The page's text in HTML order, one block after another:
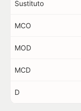
Sustituto
MCO
MOD
MCD
D